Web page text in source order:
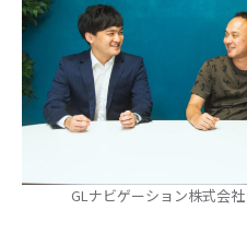
GLナビゲーション株式会